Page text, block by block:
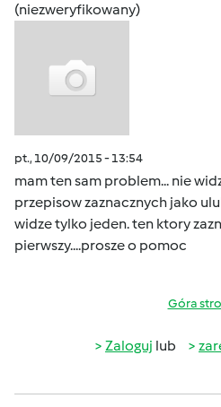
(niezweryfikowany)
pt., 10/09/2015 - 13:54
mam ten sam problem... nie
przepisow zaznacznych jako
widze tylko jeden. ten ktory
pierwszy....prosze o pomoc
Góra
Zaloguj lub